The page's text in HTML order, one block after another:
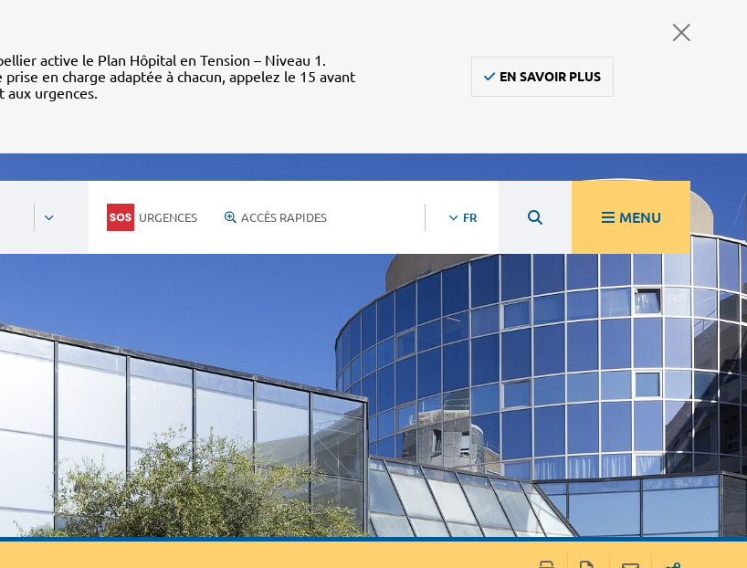
active le Plan Hôpital en Tension – Niveau 1.
en charge adaptée à chacun, appelez le 15 avant
aux urgences.
EN SAVOIR PLUS
URGENCES ACCÈS RAPIDES FR MENU